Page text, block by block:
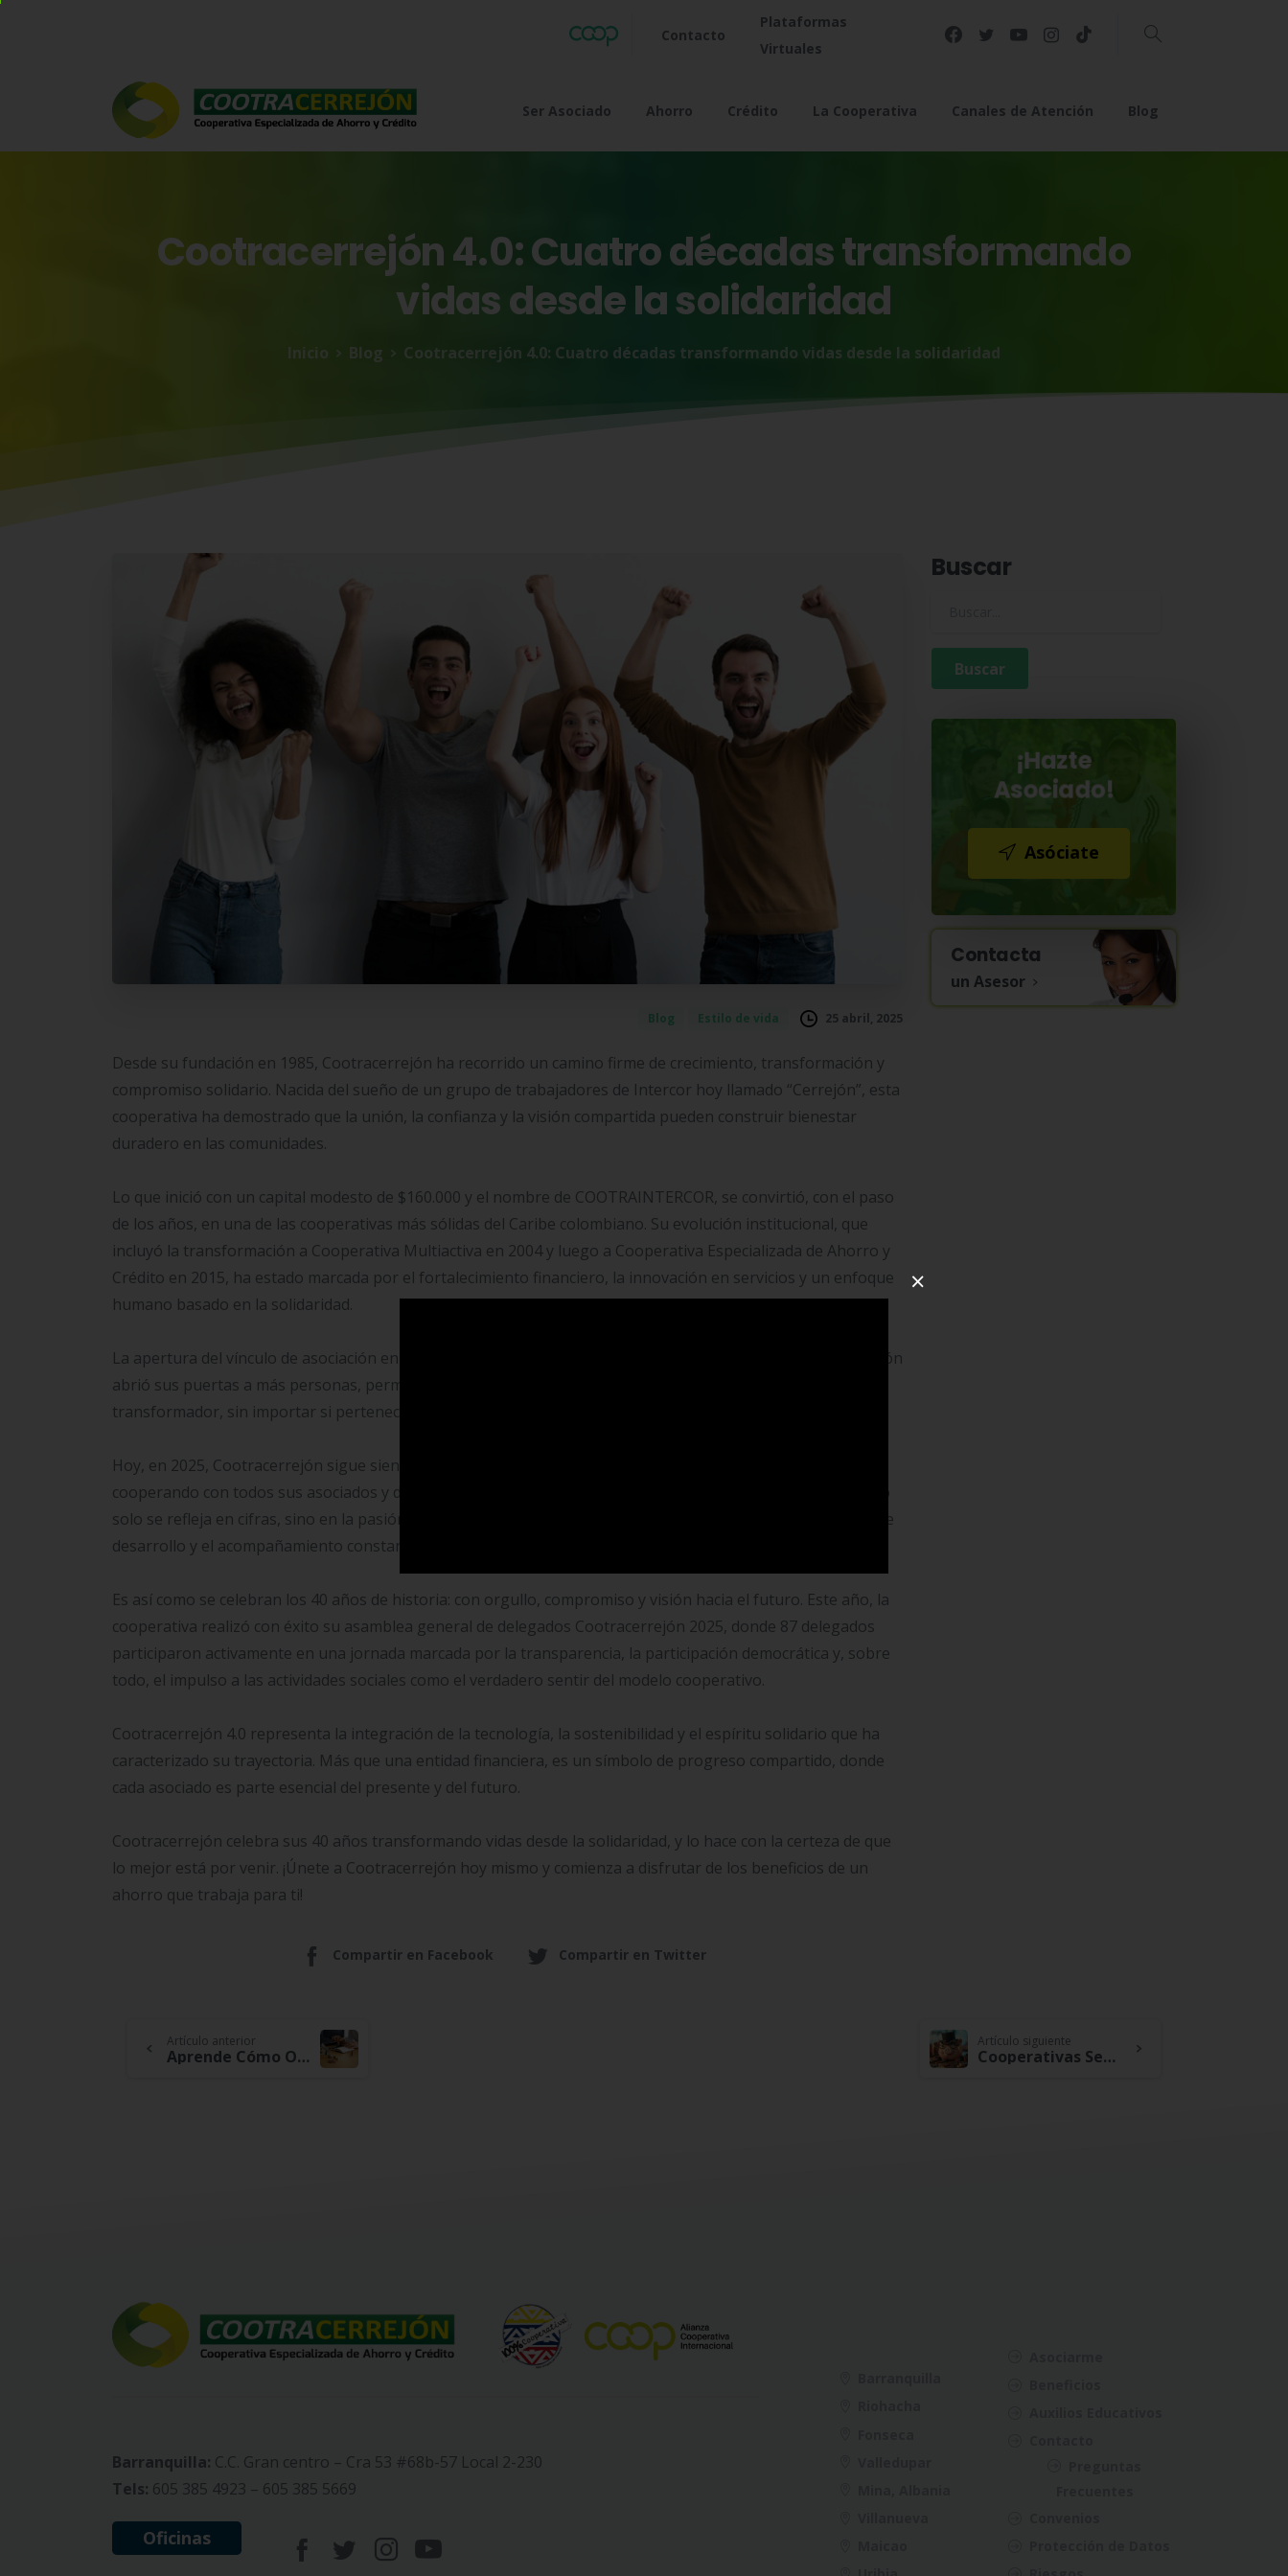
Contacto
Plataformas
Virtuales
Buscar
Ser Asociado Ahorro Crédito La Cooperativa Canales de Atención Blog
Cootracerrejón4.0:Cuatrodécadastransformando
vidasdesdelasolidaridad
Inicio Blog Cootracerrejón 4.0: Cuatro décadas transformando vidas desde la solidaridad
Blog Estilo de vida 25 abril, 2025
Desde su fundación en 1985, Cootracerrejón ha recorrido un camino firme de crecimiento, transformación y
compromiso solidario. Nacida del sueño de un grupo de trabajadores de Intercor hoy llamado “Cerrejón”, esta
cooperativa ha demostrado que la unión, la confianza y la visión compartida pueden construir bienestar
duradero en las comunidades.
Lo que inició con un capital modesto de $160.000 y el nombre de COOTRAINTERCOR, se convirtió, con el paso
de los años, en una de las cooperativas más sólidas del Caribe colombiano. Su evolución institucional, que
incluyó la transformación a Cooperativa Multiactiva en 2004 y luego a Cooperativa Especializada de Ahorro y
Crédito en 2015, ha estado marcada por el fortalecimiento financiero, la innovación en servicios y un enfoque
humano basado en la solidaridad.
La apertura del vínculo de asociación en 2011 fue otro hito histórico. A partir de ese momento, Cootracerrejón
abrió sus puertas a más personas, permitiéndoles hacer parte de un modelo de economía solidaria
transformador, sin importar si pertenecían o no a la empresa Cerrejón.
Hoy, en 2025, Cootracerrejón sigue siendo una cooperativa sólida, con el compromiso firme de seguir
cooperando con todos sus asociados y de generar un impacto duradero. Su liderazgo en la Región Caribe no
solo se refleja en cifras, sino en la pasión con la que se impulsan los beneficios sociales, las oportunidades de
desarrollo y el acompañamiento constante a las comunidades.
Es así como se celebran los 40 años de historia: con orgullo, compromiso y visión hacia el futuro. Este año, la
cooperativa realizó con éxito su asamblea general de delegados Cootracerrejón 2025, donde 87 delegados
participaron activamente en una jornada marcada por la transparencia, la participación democrática y, sobre
todo, el impulso a las actividades sociales como el verdadero sentir del modelo cooperativo.
Cootracerrejón 4.0 representa la integración de la tecnología, la sostenibilidad y el espíritu solidario que ha
caracterizado su trayectoria. Más que una entidad financiera, es un símbolo de progreso compartido, donde
cada asociado es parte esencial del presente y del futuro.
Cootracerrejón celebra sus 40 años transformando vidas desde la solidaridad, y lo hace con la certeza de que
lo mejor está por venir. ¡Únete a Cootracerrejón hoy mismo y comienza a disfrutar de los beneficios de un
ahorro que trabaja para ti!
Compartir en Facebook Compartir en Twitter
Buscar
¡Hazte
Asociado!
Asóciate
Contacta
un Asesor
Continue
Artículo anterior
Aprende Cómo Organizar tus Finanzas Desde el Corazón del Hogar
Artículo siguiente
Cooperativas Seguras: La Solvencia Económica y la Libertad Financiera como Prioridad en 2025
Barranquilla: C.C. Gran centro – Cra 53 #68b-57 Local 2-230
Tels: 605 385 4923 – 605 385 5669
Oficinas
×